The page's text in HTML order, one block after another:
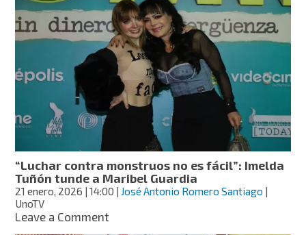
Álvarez
y
Fernanda
Gómez
se
codean
con
las
estrellas
Paris
Fashion
Week
“Luchar contra monstruos no es fácil”: Imelda
Tuñón tunde a Maribel Guardia
21 enero, 2026 | 14:00 | José Antonio Romero Santiago |
UnoTV
Leave a Commenton